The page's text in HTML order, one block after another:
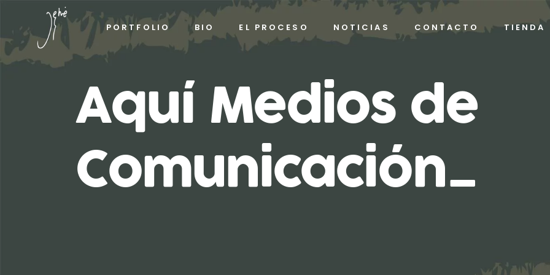
PORTFOLIO BIO EL PROCESO NOTICIAS CONTACTO TIENDA
Aquí Medios de
Comunicación_